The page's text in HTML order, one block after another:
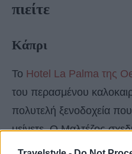
πιείτε
Κάπρι
Το Hotel La Palma της
του περασμένου
πολυτελή ξενοδοχεία
μείνετε. Ο Μαλτέζος
έφερε αρ ντεκό και